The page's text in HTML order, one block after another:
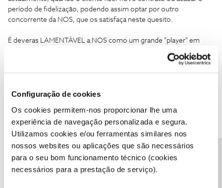
Configuração de cookies
Os cookies permitem-nos proporcionar lhe uma
experiência de navegação personalizada e segura.
Utilizamos cookies e/ou ferramentas similares nos
nossos websites ou aplicações que são necessários
para o seu bom funcionamento técnico (cookies
necessários para a prestação de serviço).
período de fidelização, podendo assim optar por outro
concorrente da NOS, que os satisfaça neste quesito.
É deveras LAMENTÁVEL a NOS como um grande "player" em
Portugal, se refugie nos seus moderadores que possivelmente
nem informação têm das politicas delineadas pela empresa,
Quando uma empresa faz "tábua rasa" das reclamações dos seus
Normalmente não leva a bom porto.
Cumps.